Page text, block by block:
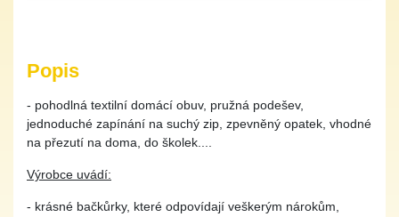
Popis
- pohodlná textilní domácí obuv, pružná podešev,
jednoduché zapínání na suchý zip, zpevněný opatek, vhodné
na přezutí na doma, do školek....
Výrobce uvádí:
- krásné bačkůrky, které odpovídají veškerým nárokům,